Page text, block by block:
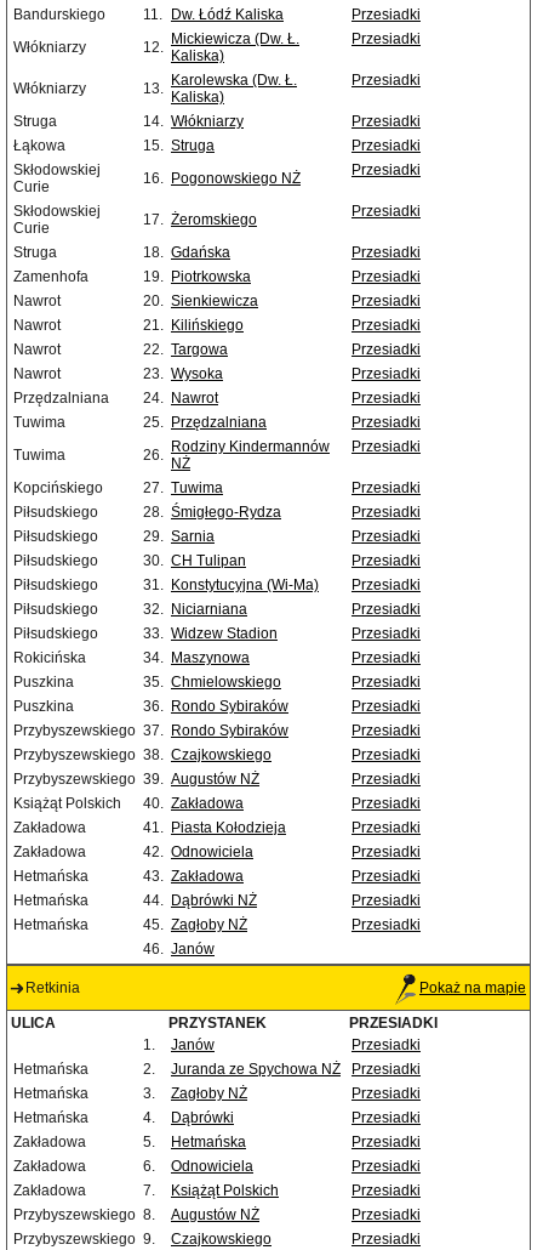
Bandurskiego
11. Dw. Łódź Kaliska
Przesiadki
Włókniarzy
12. Mickiewicza (Dw. Ł.
Kaliska)
Przesiadki
Włókniarzy 13. Karolewska (Dw. Ł.
Kaliska)
Przesiadki
Struga 14. Włókniarzy
Przesiadki
Łąkowa
15. Struga
Przesiadki
Skłodowskiej
Curie
16. Pogonowskiego NŻ Przesiadki
Skłodowskiej
Curie
17. Żeromskiego Przesiadki
Struga 18. Gdańska
Przesiadki
Zamenhofa
19. Piotrkowska
Przesiadki
Nawrot
20. Sienkiewicza
Przesiadki
Nawrot
21. Kilińskiego
Przesiadki
Nawrot
22. Targowa
Przesiadki
Nawrot
23. Wysoka
Przesiadki
Przędzalniana
24. Nawrot
Przesiadki
Tuwima
25. Przędzalniana
Przesiadki
Tuwima
26. Rodziny Kindermannów
NŻ
Przesiadki
Kopcińskiego 27. Tuwima
Przesiadki
Piłsudskiego
28. Śmigłego-Rydza
Przesiadki
Piłsudskiego
29. Sarnia
Przesiadki
Piłsudskiego
30. CH Tulipan
Przesiadki
Piłsudskiego
31. Konstytucyjna (Wi-Ma)
Przesiadki
Piłsudskiego
32. Niciarniana
Przesiadki
Piłsudskiego
33. Widzew Stadion
Przesiadki
Rokicińska
34. Maszynowa
Przesiadki
Puszkina
35. Chmielowskiego
Przesiadki
Puszkina
36. Rondo Sybiraków
Przesiadki
Przybyszewskiego 37. Rondo Sybiraków
Przesiadki
Przybyszewskiego 38. Czajkowskiego
Przesiadki
Przybyszewskiego 39. Augustów NŻ
Przesiadki
Książąt Polskich
40. Zakładowa
Przesiadki
Zakładowa
41. Piasta Kołodzieja
Przesiadki
Zakładowa
42. Odnowiciela
Przesiadki
Hetmańska
43. Zakładowa
Przesiadki
Hetmańska
44. Dąbrówki NŻ
Przesiadki
Hetmańska
45. Zagłoby NŻ
Przesiadki
46. Janów
Retkinia Pokaż na mapie
ULICA PRZYSTANEK
PRZESIADKI
1.
Janów
Przesiadki
Hetmańska
2. Juranda ze Spychowa NŻ
Przesiadki
Hetmańska
3. Zagłoby NŻ
Przesiadki
Hetmańska
4. Dąbrówki
Przesiadki
Zakładowa
5. Hetmańska
Przesiadki
Zakładowa
6. Odnowiciela
Przesiadki
Zakładowa
7. Książąt Polskich
Przesiadki
Przybyszewskiego 8. Augustów NŻ
Przesiadki
Przybyszewskiego 9. Czajkowskiego
Przesiadki